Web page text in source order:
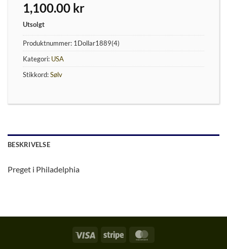
1,100.00 kr
Utsolgt
Produktnummer: 1Dollar1889(4)
Kategori: USA
Stikkord:Sølv
BESKRIVELSE
Preget i Philadelphia
Visa Stripe